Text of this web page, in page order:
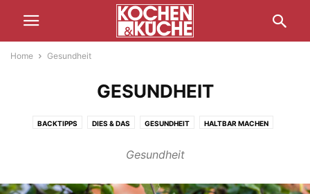
Home Gesundheit
GESUNDHEIT
BACKTIPPS DIES & DAS GESUNDHEIT HALTBAR MACHEN
Gesundheit